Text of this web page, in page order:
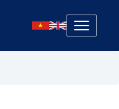
Mở
menu